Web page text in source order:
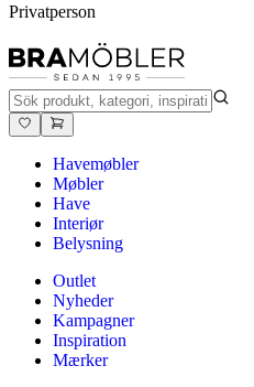
Privatperson
Havemøbler
Møbler
Have
Interiør
Belysning
Outlet
Nyheder
Kampagner
Inspiration
Mærker